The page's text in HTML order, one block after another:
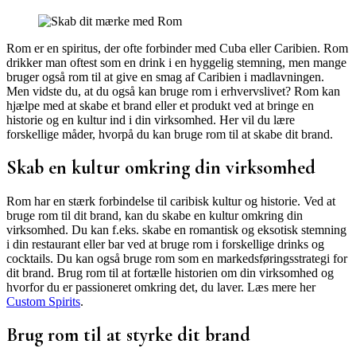
Rom er en spiritus, der ofte forbinder med Cuba eller Caribien. Rom
drikker man oftest som en drink i en hyggelig stemning, men mange
bruger også rom til at give en smag af Caribien i madlavningen.
Men vidste du, at du også kan bruge rom i erhvervslivet? Rom kan
hjælpe med at skabe et brand eller et produkt ved at bringe en
historie og en kultur ind i din virksomhed. Her vil du lære
forskellige måder, hvorpå du kan bruge rom til at skabe dit brand.
Skab en kultur omkring din virksomhed
Rom har en stærk forbindelse til caribisk kultur og historie. Ved at
bruge rom til dit brand, kan du skabe en kultur omkring din
virksomhed. Du kan f.eks. skabe en romantisk og eksotisk stemning
i din restaurant eller bar ved at bruge rom i forskellige drinks og
cocktails. Du kan også bruge rom som en markedsføringsstrategi for
dit brand. Brug rom til at fortælle historien om din virksomhed og
hvorfor du er passioneret omkring det, du laver. Læs mere her
Custom Spirits.
Brug rom til at styrke dit brand